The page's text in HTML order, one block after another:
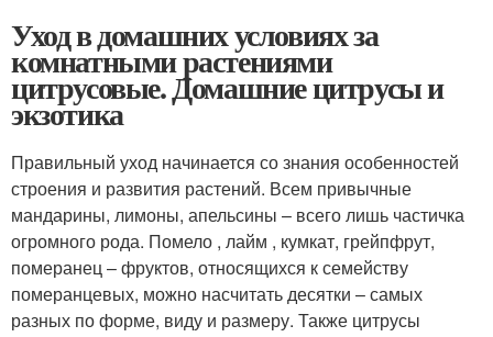
Уход в домашних условиях за
комнатными растениями
цитрусовые. Домашние цитрусы и
экзотика
Правильный уход начинается со знания особенностей
строения и развития растений. Всем привычные
мандарины, лимоны, апельсины – всего лишь частичка
огромного рода. Помело , лайм , кумкат, грейпфрут,
померанец – фруктов, относящихся к семейству
померанцевых, можно насчитать десятки – самых
разных по форме, виду и размеру. Также цитрусы